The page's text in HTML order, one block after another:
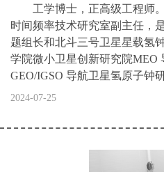
工学博士，正高级工程师
时间频率技术研究室副主任，
题组长和北斗三号卫星星载氢
学院微小卫星创新研究院MEO
GEO/IGSO 导航卫星氢原子钟
2024-07-25